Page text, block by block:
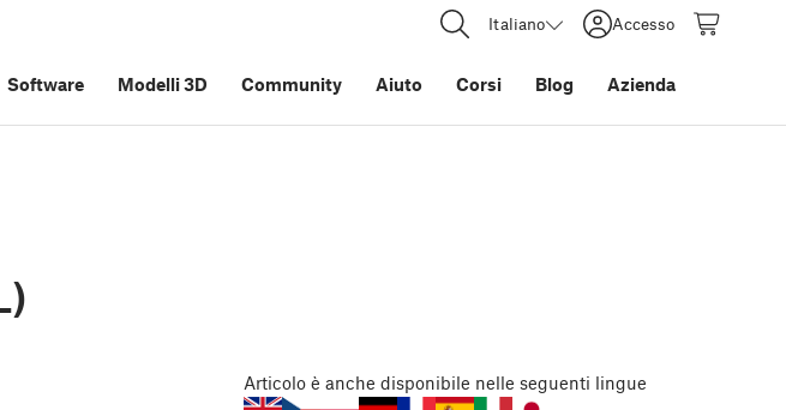
Italiano Accesso
Software Modelli 3D Community Aiuto Corsi Blog Azienda
Articolo è anche disponibile nelle seguenti lingue